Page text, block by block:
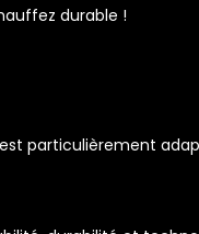
durable !
particulièrement